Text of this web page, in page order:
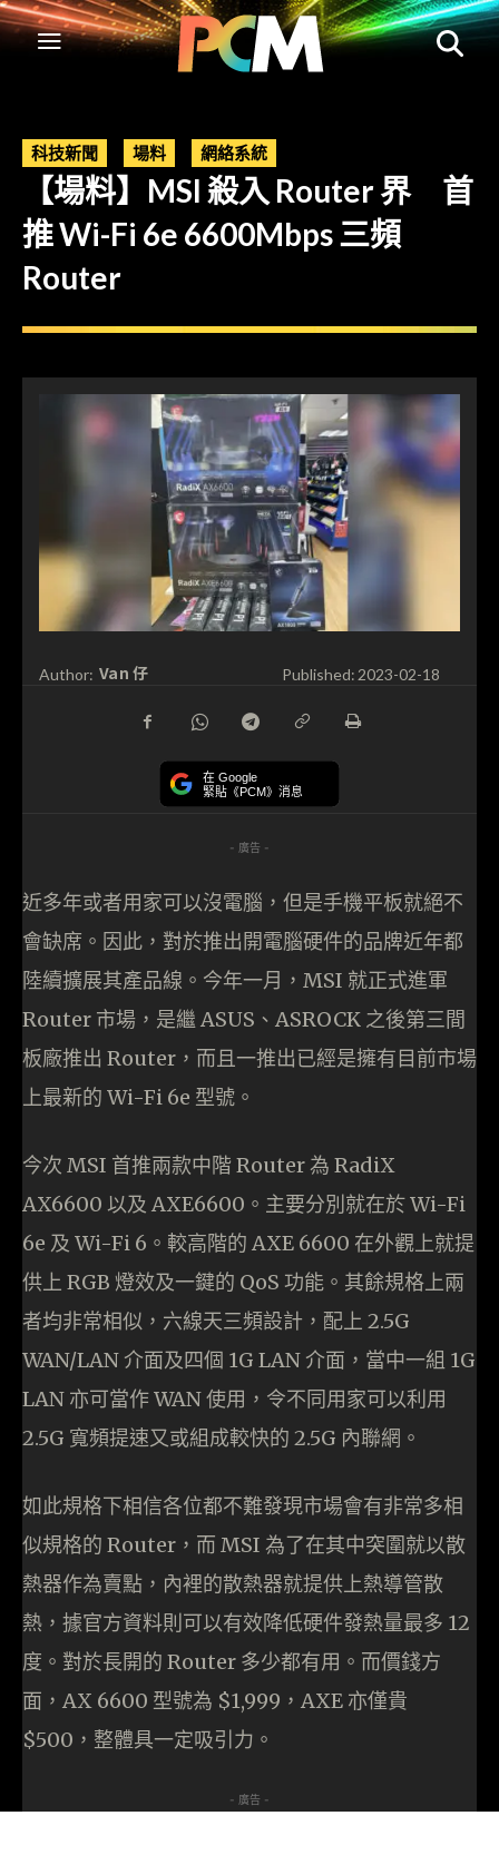
科技新聞 場料 網絡系統
【場料】MSI 殺入 Router 界 首
推 Wi-Fi 6e 6600Mbps 三頻
Router
Author: Van 仔 Published: 2023-02-18
在 Google
緊貼《PCM》消息
- 廣告 -
近多年或者用家可以沒電腦，但是手機平板就絕不
會缺席。因此，對於推出開電腦硬件的品牌近年都
陸續擴展其產品線。今年一月，MSI 就正式進軍
Router 市場，是繼 ASUS、ASROCK 之後第三間
板廠推出 Router，而且一推出已經是擁有目前市場
上最新的 Wi-Fi 6e 型號。
今次 MSI 首推兩款中階 Router 為 RadiX
AX6600 以及 AXE6600。主要分別就在於 Wi-Fi
6e 及 Wi-Fi 6。較高階的 AXE 6600 在外觀上就提
供上 RGB 燈效及一鍵的 QoS 功能。其餘規格上兩
者均非常相似，六線天三頻設計，配上 2.5G
WAN/LAN 介面及四個 1G LAN 介面，當中一組 1G
LAN 亦可當作 WAN 使用，令不同用家可以利用
2.5G 寬頻提速又或組成較快的 2.5G 內聯網。
如此規格下相信各位都不難發現市場會有非常多相
似規格的 Router，而 MSI 為了在其中突圍就以散
熱器作為賣點，內裡的散熱器就提供上熱導管散
熱，據官方資料則可以有效降低硬件發熱量最多 12
度。對於長開的 Router 多少都有用。而價錢方
面，AX 6600 型號為 $1,999，AXE 亦僅貴
$500，整體具一定吸引力。
- 廣告 -